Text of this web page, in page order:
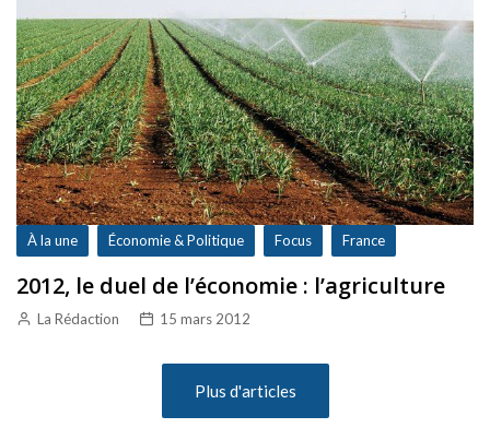
À la une Économie & Politique Focus France
2012, le duel de l’économie : l’agriculture
La Rédaction 15 mars 2012
Plus d'articles